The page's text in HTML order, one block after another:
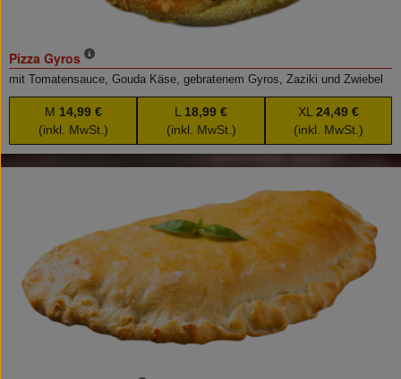
Pizza Gyros
mit Tomatensauce, Gouda Käse, gebratenem Gyros, Zaziki und Zwiebel
M 14,99 €
(inkl. MwSt.)
L 18,99 €
(inkl. MwSt.)
XL24,49 €
(inkl. MwSt.)